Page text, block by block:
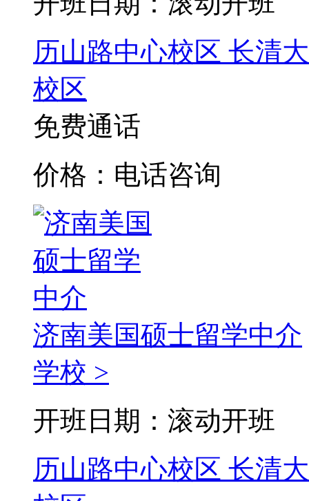
历山路中心校区 长清
校区
免费通话
价格：电话咨询
济南美国硕士留学中介
学校 >
开班日期：滚动开班
历山路中心校区 长清